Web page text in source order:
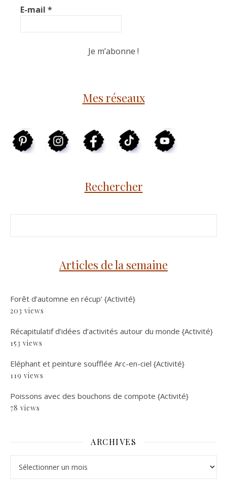
E-mail *
Mes réseaux
Rechercher
Articles de la semaine
Forêt d’automne en récup’ {Activité}
203 views
Récapitulatif d’idées d’activités autour du monde {Activité}
153 views
Eléphant et peinture soufflée Arc-en-ciel {Activité}
119 views
Poissons avec des bouchons de compote {Activité}
78 views
ARCHIVES